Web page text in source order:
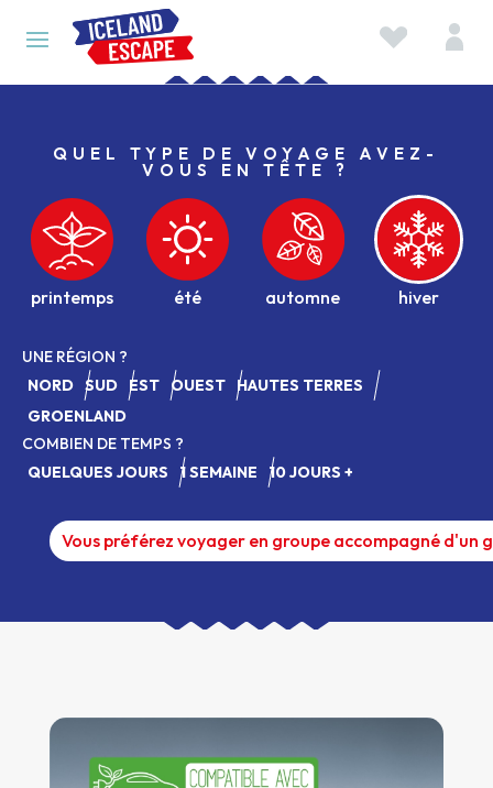
QUEL TYPE DE VOYAGE AVEZ-
VOUS EN TÊTE ?
UNE RÉGION ?
NORD SUD EST OUEST
HAUTES TERRES
GROENLAND
COMBIEN DE TEMPS ?
QUELQUES JOURS
1 SEMAINE 10 JOURS +
Vous préférez voyager en groupe accompagné d'un
Plus d'infos